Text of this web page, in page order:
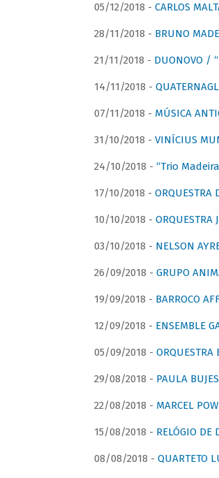
05/12/2018 - CARLOS
28/11/2018 - BRUNO
21/11/2018 - DUONOVO /
14/11/2018 -
07/11/2018 - MÚSICA
31/10/2018 - VINÍCIUS
24/10/2018 - “Trio
17/10/2018 - ORQUESTRA
10/10/2018 - ORQUESTRA
03/10/2018 - NELSON
26/09/2018 - GRUPO
19/09/2018 - BARROCO
12/09/2018 - ENSEMBLE
05/09/2018 - ORQUESTRA
29/08/2018 - PAULA
22/08/2018 - MARCEL
15/08/2018 - RELÓGIO DE
08/08/2018 - QUARTETO